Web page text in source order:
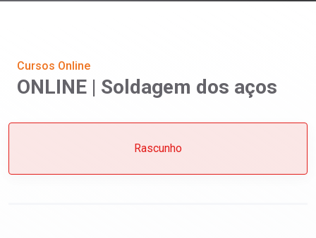
Cursos Online
ONLINE | Soldagem dos aços
Rascunho